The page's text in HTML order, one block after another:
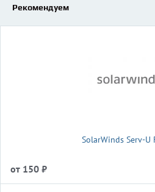
Рекомендуем
SolarWinds Serv-U
от 150 ₽